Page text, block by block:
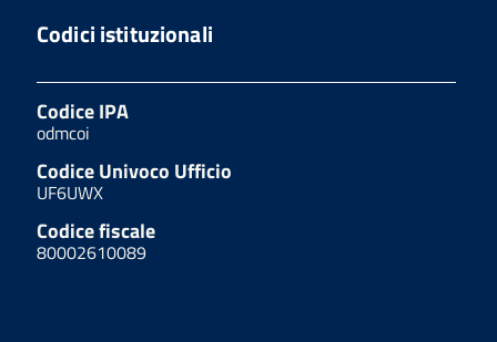
Codici istituzionali
Codice IPA
odmcoi
Codice Univoco Ufficio
UF6UWX
Codice fiscale
80002610089